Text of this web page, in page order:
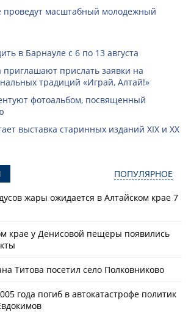
проведут масштабный молодежный
в Барнауле с 6 по 13 августа
прислать заявки на
традиций «Играй, Алтай!»
фотоальбом, посвященный
выставка старинных изданий XIX и XX
ПОПУЛЯРНОЕ
жары ожидается в Алтайском крае 7
крае у Денисовой пещеры появились
Титова посетил село Полковниково
года погиб в автокатастрофе политик